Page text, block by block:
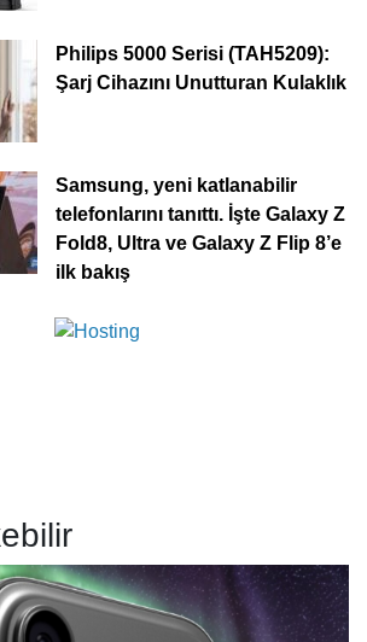
Philips 5000 Serisi (TAH5209):
Şarj Cihazını Unutturan Kulaklık
Samsung, yeni katlanabilir
telefonlarını tanıttı. İşte Galaxy Z
Fold8, Ultra ve Galaxy Z Flip 8’e
ilk bakış